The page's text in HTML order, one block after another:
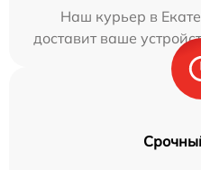
Наш курьер в
доставит ваше